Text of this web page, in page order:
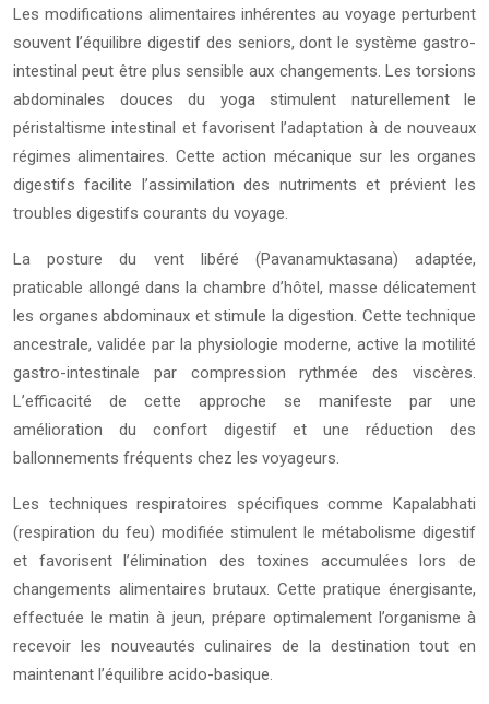
Les modifications alimentaires inhérentes au voyage perturbent
souvent l’équilibre digestif des seniors, dont le système gastro-
intestinal peut être plus sensible aux changements. Les torsions
abdominales douces du yoga stimulent naturellement le
péristaltisme intestinal et favorisent l’adaptation à de nouveaux
régimes alimentaires. Cette action mécanique sur les organes
digestifs facilite l’assimilation des nutriments et prévient les
troubles digestifs courants du voyage.
La posture du vent libéré (Pavanamuktasana) adaptée,
praticable allongé dans la chambre d’hôtel, masse délicatement
les organes abdominaux et stimule la digestion. Cette technique
ancestrale, validée par la physiologie moderne, active la motilité
gastro-intestinale par compression rythmée des viscères.
L’efficacité de cette approche se manifeste par une
amélioration du confort digestif et une réduction des
ballonnements fréquents chez les voyageurs.
Les techniques respiratoires spécifiques comme Kapalabhati
(respiration du feu) modifiée stimulent le métabolisme digestif
et favorisent l’élimination des toxines accumulées lors de
changements alimentaires brutaux. Cette pratique énergisante,
effectuée le matin à jeun, prépare optimalement l’organisme à
recevoir les nouveautés culinaires de la destination tout en
maintenant l’équilibre acido-basique.